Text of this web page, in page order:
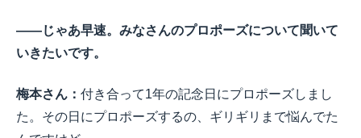
――じゃあ早速。みなさんのプロポーズについて聞いて
いきたいです。
梅本さん： 付き合って1年の記念日にプロポーズしまし
た。その日にプロポーズするの、ギリギリまで悩んでた